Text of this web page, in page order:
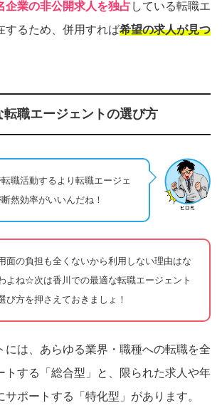
企業の非公開求人を独占 している転職エ
するため、併用すれば希望の求人が見つ
職エージェントの選び方
職活動するより転職エージェ
然効率がいいんだね！
面の負担も全くないから利用しない理由はな
よね☆次は香川での最適な転職エージェント
び方を押さえておきましょ！
には、あらゆる業界・職種への転職を全
トする「総合型」と、限られた求人や年
ポートする「特化型」があります。